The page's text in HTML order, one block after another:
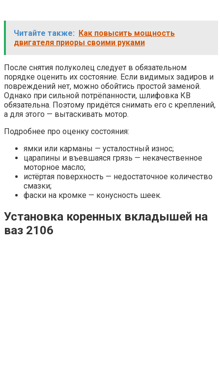
Читайте также: Как повысить мощность
двигателя приоры своими руками
После снятия полуколец следует в обязательном
порядке оценить их состояние. Если видимых задиров и
повреждений нет, можно обойтись простой заменой.
Однако при сильной потрёпанности, шлифовка КВ
обязательна. Поэтому придётся снимать его с креплений,
а для этого — вытаскивать мотор.
Подробнее про оценку состояния:
ямки или карманы — усталостный износ;
царапины и въевшаяся грязь — некачественное
моторное масло;
истёртая поверхность — недостаточное количество
смазки;
фаски на кромке — конусность шеек.
Установка коренных вкладышей на
ваз 2106